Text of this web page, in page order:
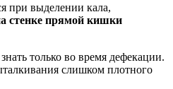
при выделении кала,
стенке прямой кишки
только во время дефекации.
слишком плотного